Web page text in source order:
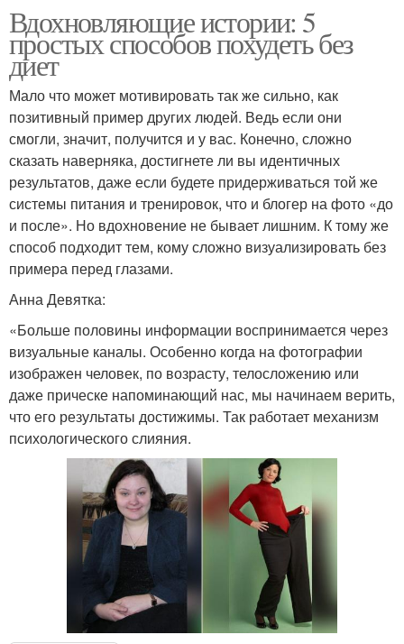
Вдохновляющие истории: 5
простых способов похудеть без
диет
Мало что может мотивировать так же сильно, как
позитивный пример других людей. Ведь если они
смогли, значит, получится и у вас. Конечно, сложно
сказать наверняка, достигнете ли вы идентичных
результатов, даже если будете придерживаться той же
системы питания и тренировок, что и блогер на фото «до
и после». Но вдохновение не бывает лишним. К тому же
способ подходит тем, кому сложно визуализировать без
примера перед глазами.
Анна Девятка:
«Больше половины информации воспринимается через
визуальные каналы. Особенно когда на фотографии
изображен человек, по возрасту, телосложению или
даже прическе напоминающий нас, мы начинаем верить,
что его результаты достижимы. Так работает механизм
психологического слияния.